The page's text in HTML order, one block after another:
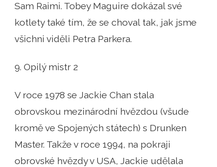
Sam Raimi. Tobey Maguire dokázal své
kotlety také tím, že se choval tak, jak jsme
všichni viděli Petra Parkera.
9. Opilý mistr 2
V roce 1978 se Jackie Chan stala
obrovskou mezinárodní hvězdou (všude
kromě ve Spojených státech) s Drunken
Master. Takže v roce 1994, na pokraji
obrovské hvězdy v USA, Jackie udělala